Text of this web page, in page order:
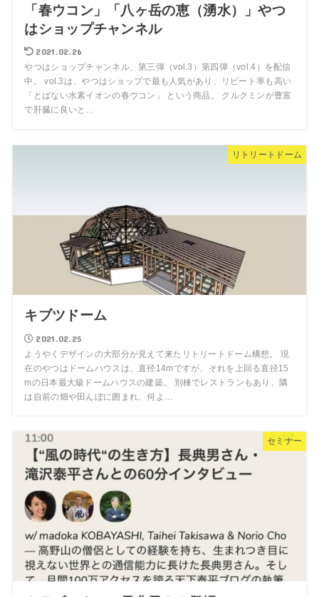
「春ウコン」「八ヶ岳の恵（湧水）」やつ
はショップチャンネル
2021.02.26
やつはショップチャンネル、第三弾（vol.3）第四弾（vol.4）を配信
中。 vol.3は、やつはショップで最も人気があり、リピート率も高い
「とばない水素イオンの春ウコン」 という商品。 クルクミンが豊富
で肝臓に良いと…
リトリートドーム
キブツドーム
2021.02.25
ようやくデザインの大部分が見えて来たリトリートドーム構想。 現
在のやつはドームハウスは、直径14mですが、それを上回る直径15
mの日本最大級ドームハウスの建築。 別棟でレストランもあり、隣
は自前の畑や田んぼに囲まれ、何よ…
セミナー